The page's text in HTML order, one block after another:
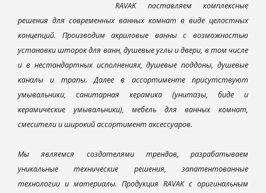
RAVAK поставляем комплексные
решения для современных ванных комнат в виде целостных
концепций. Производим акриловые ванны с возможностью
установки шторок для ванн, душевые углы и двери, в том числе
и в нестандартных исполнениях, душевые поддоны, душевые
каналы и трапы. Далее в ассортименте присутствуют
умывальники, санитарная керамика (унитазы, биде и
керамические умывальники), мебель для ванных комнат,
смесители и широкий ассортимент аксессуаров.
Мы являемся создателями трендов, разрабатываем
уникальные технические решения, запатентованные
технологии и материалы. Продукция RAVAK с оригинальным